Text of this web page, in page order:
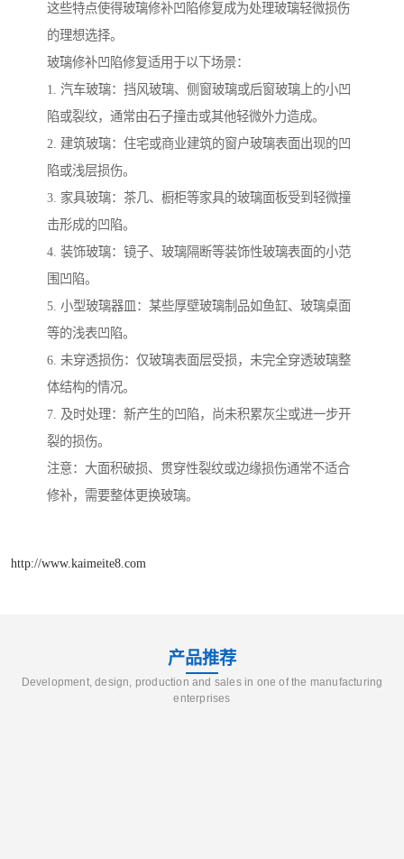
这些特点使得玻璃修补凹陷修复成为处理玻璃轻微损伤
的理想选择。
玻璃修补凹陷修复适用于以下场景：
1. 汽车玻璃：挡风玻璃、侧窗玻璃或后窗玻璃上的小凹
陷或裂纹，通常由石子撞击或其他轻微外力造成。
2. 建筑玻璃：住宅或商业建筑的窗户玻璃表面出现的凹
陷或浅层损伤。
3. 家具玻璃：茶几、橱柜等家具的玻璃面板受到轻微撞
击形成的凹陷。
4. 装饰玻璃：镜子、玻璃隔断等装饰性玻璃表面的小范
围凹陷。
5. 小型玻璃器皿：某些厚壁玻璃制品如鱼缸、玻璃桌面
等的浅表凹陷。
6. 未穿透损伤：仅玻璃表面层受损，未完全穿透玻璃整
体结构的情况。
7. 及时处理：新产生的凹陷，尚未积累灰尘或进一步开
裂的损伤。
注意：大面积破损、贯穿性裂纹或边缘损伤通常不适合
修补，需要整体更换玻璃。
http://www.kaimeite8.com
产品推荐
Development, design, production and sales in one of the manufacturing
enterprises